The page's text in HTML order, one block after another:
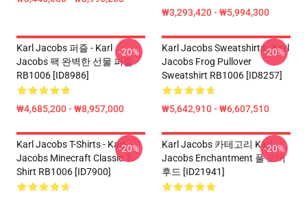
₩3,293,420 - ₩5,994,300
Karl Jacobs 퍼즐 - Karl
Jacobs 팩 완벽한 선물 퍼즐
RB1006 [ID8986]
₩4,685,200 - ₩8,957,000
-20%
Karl Jacobs Sweatshirts - Karl
Jacobs Frog Pullover
Sweatshirt RB1006 [ID8257]
₩5,642,910 - ₩6,607,510
-20%
Karl Jacobs T-Shirts - Karl
Jacobs Minecraft Classic T-
Shirt RB1006 [ID7900]
-20%
Karl Jacobs 카테고리 Karl
Jacobs Enchantment 풀 오버
후드 [ID21941]
-20%